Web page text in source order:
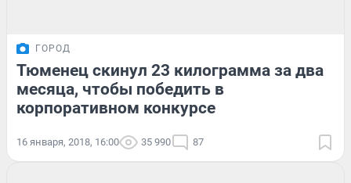
ГОРОД
Тюменец скинул 23 килограмма за два
месяца, чтобы победить в
корпоративном конкурсе
16 января, 2018, 16:00 35 990 87